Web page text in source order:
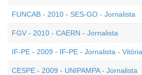
FUNCAB - 2010 - SES-GO - Jornalista
FGV - 2010 - CAERN - Jornalista
IF-PE - 2009 - IF-PE - Jornalista - Vitória
CESPE - 2009 - UNIPAMPA - Jornalista